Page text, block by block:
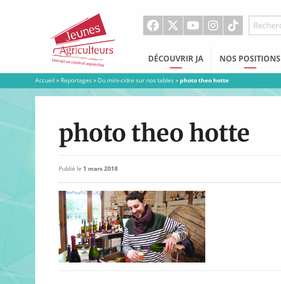
Agriculteurs
DÉCOUVRIR JA NOS POSITIONS
Accueil » Reportages» Du mini-cidre sur nos tables» photo theo hotte
photo theo hotte
Publié le 1 mars 2018